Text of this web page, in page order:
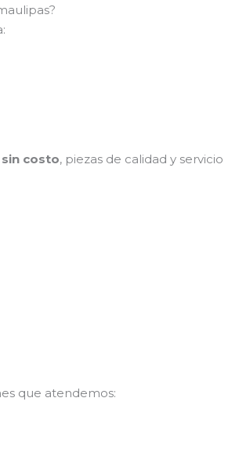
costo, piezas de calidad y servicio
que atendemos: